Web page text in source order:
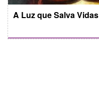
A Luz que Salva Vidas